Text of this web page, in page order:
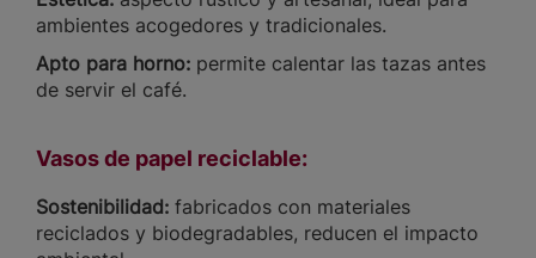
ambientes acogedores y tradicionales.
Apto para horno: permite calentar las tazas antes
de servir el café.
Vasos de papel reciclable:
Sostenibilidad: fabricados con materiales
reciclados y biodegradables, reducen el impacto